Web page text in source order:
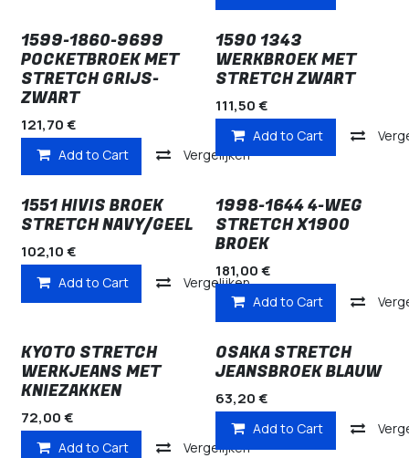
1599-1860-9699
POCKETBROEK MET
STRETCH GRIJS-
ZWART
121,70€
Add to Cart Vergelijken
1590 1343
WERKBROEK MET
STRETCH ZWART
111,50€
Add to Cart
1551 HIVIS BROEK
STRETCH NAVY/GEEL
102,10€
Add to Cart Vergelijken
1998-1644 4-WEG
STRETCH X1900
BROEK
181,00€
Add to Cart
KYOTO STRETCH
WERKJEANS MET
KNIEZAKKEN
72,00€
Add to Cart Vergelijken
OSAKA STRETCH
JEANSBROEK BLAUW
63,20€
Add to Cart